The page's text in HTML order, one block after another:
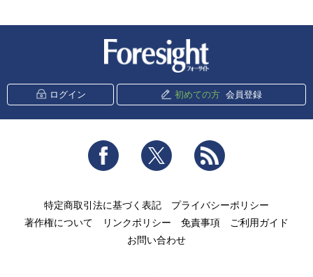
ログイン 初めての方 会員登録
Facebook Twitter
特定商取引法に基づく表記
プライバシーポリシー
著作権について
リンクポリシー 免責事項
ご利用ガイド
お問い合わせ